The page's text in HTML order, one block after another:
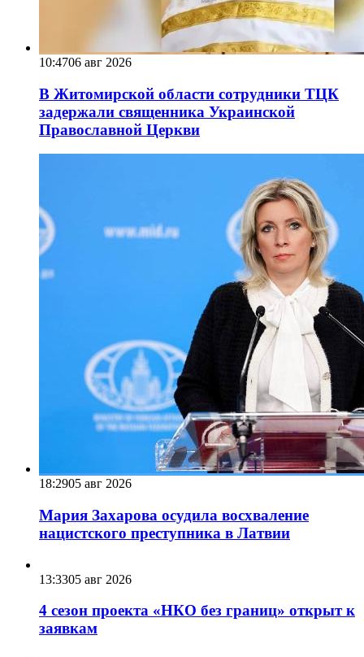
10:4706 авг 2026
В Житомирской области сотрудники ТЦК
задержали священника Украинской
Православной Церкви
18:2905 авг 2026
Мария Захарова осудила восхваление
нацистского преступника в Латвии
13:3305 авг 2026
4 сезон проекта «НКО без границ» открыт к
заявкам